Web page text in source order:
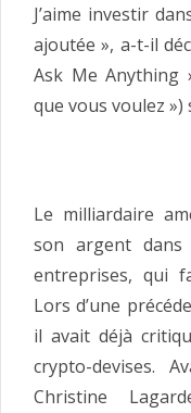
J’aime investir
ajoutée », a-t-il
Ask Me Anything
que vous voulez »)
Le milliardaire
son argent dans
entreprises, qui
Lors d’une
il avait déjà
crypto-devises.
Christine